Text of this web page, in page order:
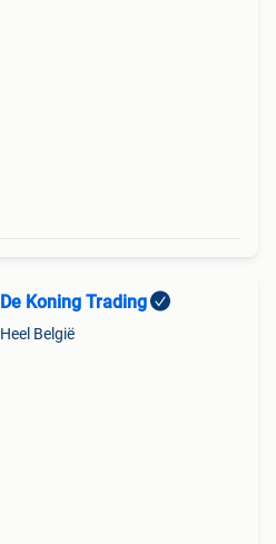
De Koning Trading
Heel België